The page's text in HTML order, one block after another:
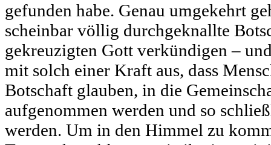
gefunden habe. Genau umgekehrt
scheinbar völlig durchgeknallte
gekreuzigten Gott verkündigen –
mit solch einer Kraft aus, dass
Botschaft glauben, in die
aufgenommen werden und so
werden. Um in den Himmel zu